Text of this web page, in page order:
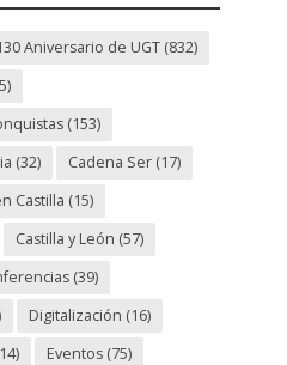
Aniversario de UGT(832)
(153)
(32) Cadena Ser(17)
Castilla (15)
Castilla y León (57)
(39)
Digitalización (16)
Eventos(75)